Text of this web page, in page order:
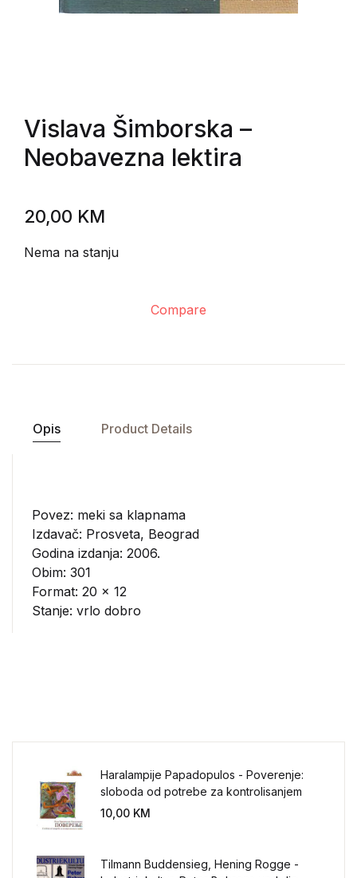
Vislava Šimborska –
Neobavezna lektira
20,00 KM
Nema na stanju
Compare
Opis Product Details
Povez: meki sa klapnama
Izdavač: Prosveta, Beograd
Godina izdanja: 2006.
Obim: 301
Format: 20 x 12
Stanje: vrlo dobro
Haralampije Papadopulos - Poverenje:
sloboda od potrebe za kontrolisanjem
sveta
10,00 KM
Tilmann Buddensieg, Hening Rogge -